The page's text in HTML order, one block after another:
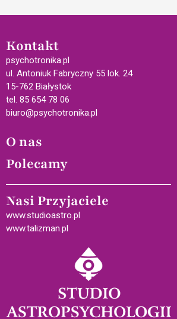
Kontakt
psychotronika.pl
ul. Antoniuk Fabryczny 55 lok. 24
15-762 Białystok
tel. 85 654 78 06
biuro@psychotronika.pl
O nas
Polecamy
Nasi Przyjaciele
www.studioastro.pl
www.talizman.pl